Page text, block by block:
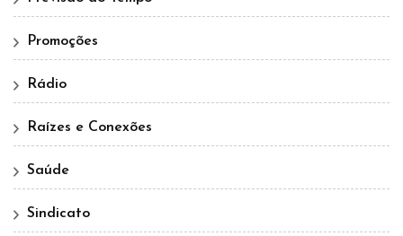
Promoções
Rádio
Raízes e Conexões
Saúde
Sindicato